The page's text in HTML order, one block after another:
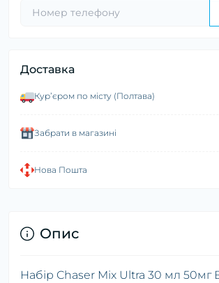
Доставка
Курʼєром по місту (Полтава)
Забрати в магазині
Нова Пошта
Опис
Набір Chaser Mix Ultra 30 мл